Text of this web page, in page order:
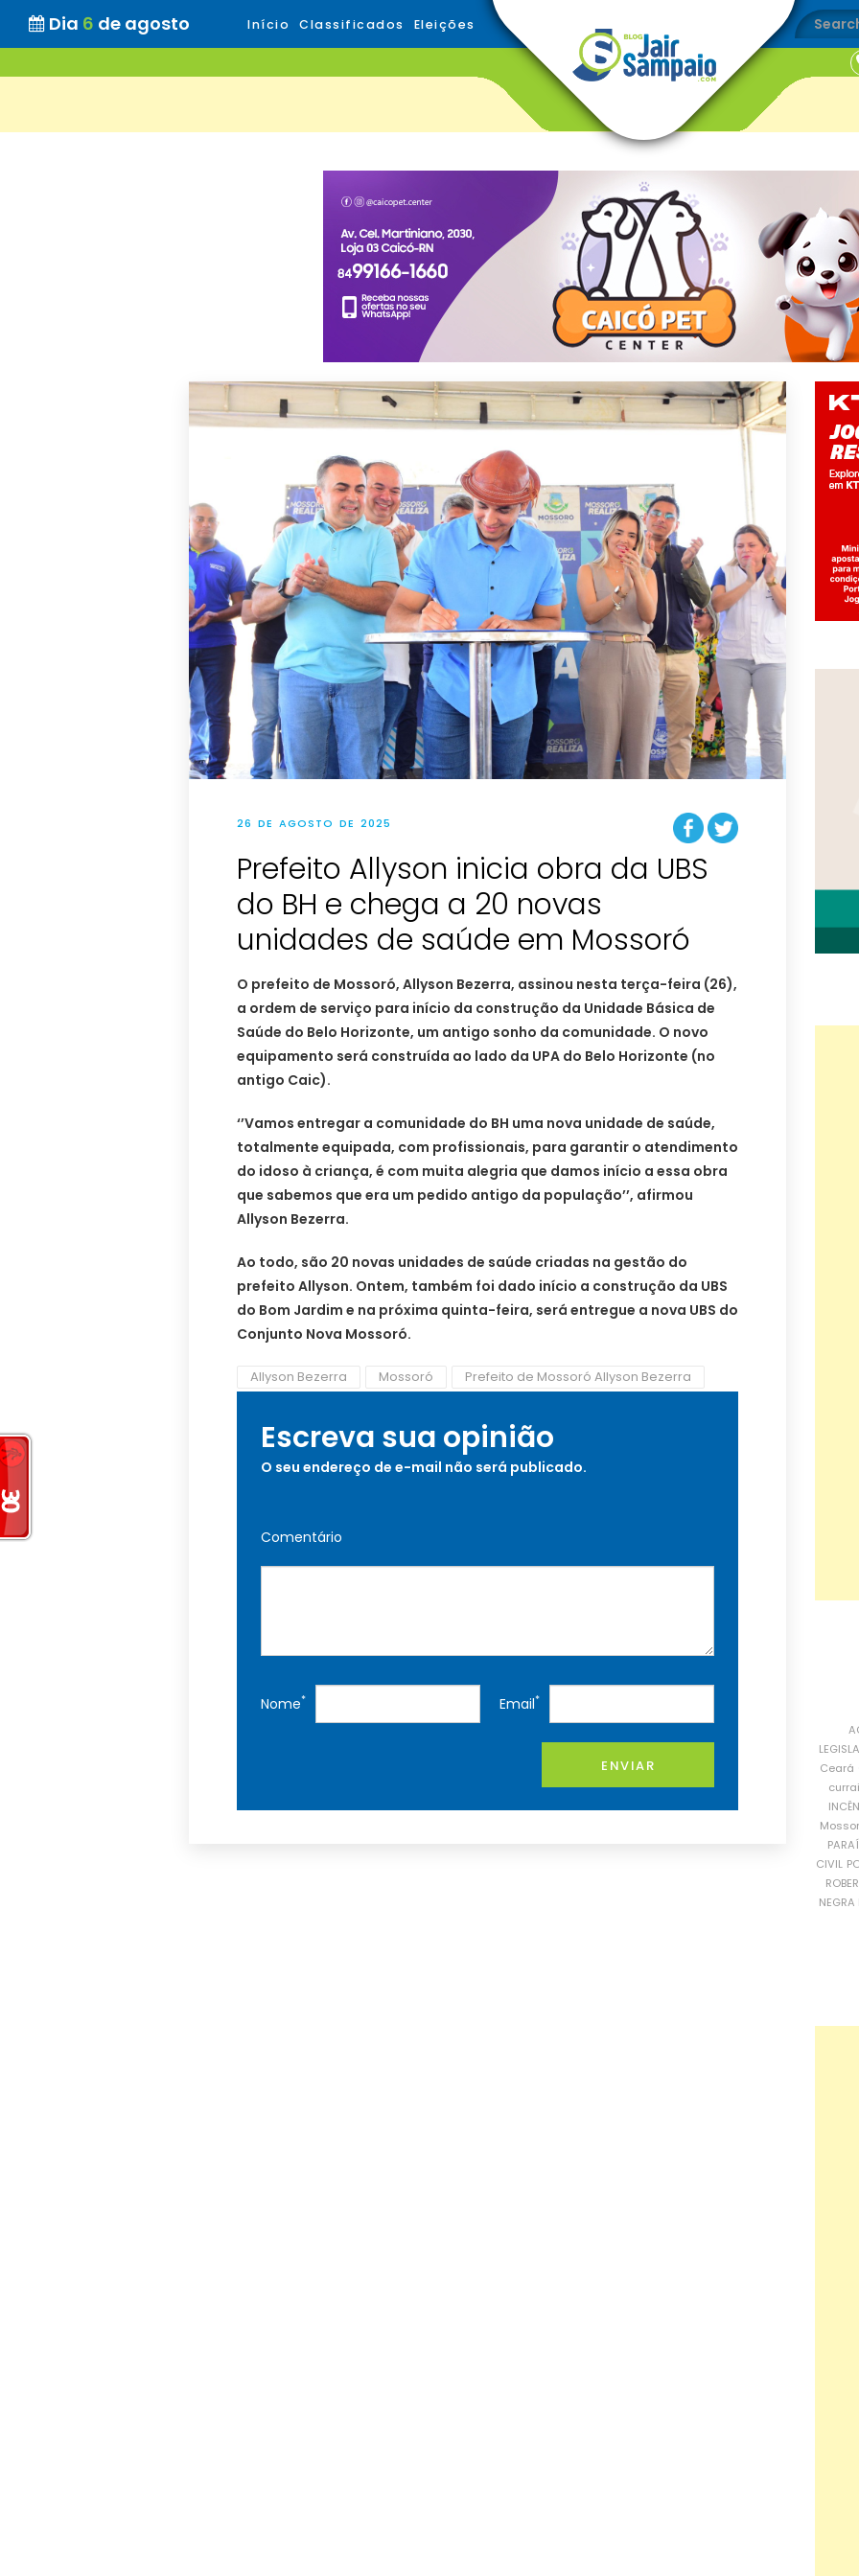
Dia 6 de agosto Início Classificados Eleições
26 DE AGOSTO DE 2025
Prefeito Allyson inicia obra da UBS
do BH e chega a 20 novas
unidades de saúde em Mossoró
O prefeito de Mossoró, Allyson Bezerra, assinou nesta terça-feira (26),
a ordem de serviço para início da construção da Unidade Básica de
Saúde do Belo Horizonte, um antigo sonho da comunidade. O novo
equipamento será construída ao lado da UPA do Belo Horizonte (no
antigo Caic).
‘’Vamos entregar a comunidade do BH uma nova unidade de saúde,
totalmente equipada, com profissionais, para garantir o atendimento
do idoso à criança, é com muita alegria que damos início a essa obra
que sabemos que era um pedido antigo da população’’, afirmou
Allyson Bezerra.
Ao todo, são 20 novas unidades de saúde criadas na gestão do
prefeito Allyson. Ontem, também foi dado início a construção da UBS
do Bom Jardim e na próxima quinta-feira, será entregue a nova UBS do
Conjunto Nova Mossoró.
Allyson Bezerra Mossoró Prefeito de Mossoró Allyson Bezerra
Escreva sua opinião
O seu endereço de e-mail não será publicado.
Comentário
Nome* Email*
ENVIAR
Ceará
CIVIL
NEGRA